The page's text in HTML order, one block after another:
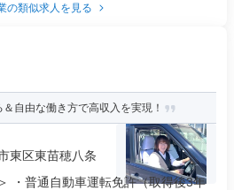
の類似求人を見る
自由な働き方で高収入を実現！
東区東苗穂八条
・普通自動車運転免許（取得後3年